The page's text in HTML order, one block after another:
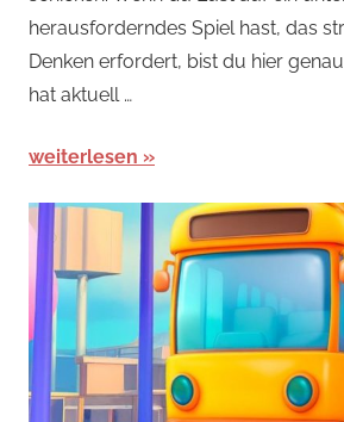
herausforderndes Spiel hast, das
Denken erfordert, bist du hier
hat aktuell …
weiterlesen